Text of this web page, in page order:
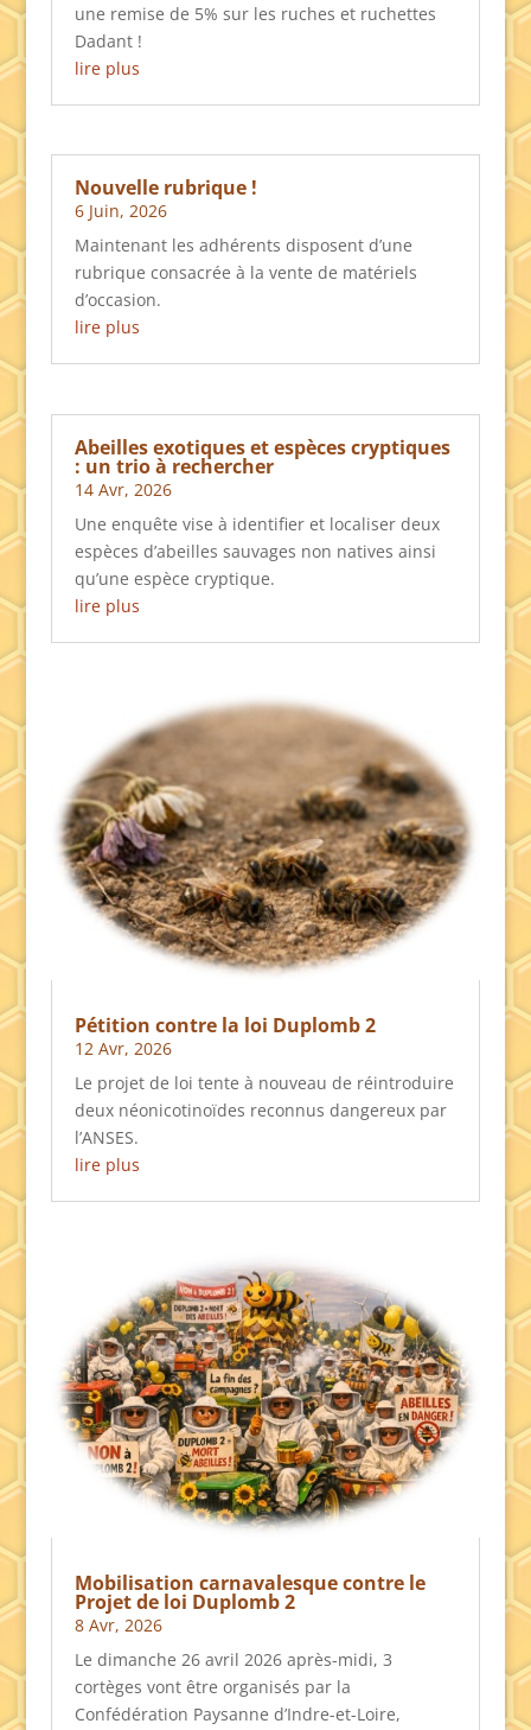
une remise de 5% sur les ruches et ruchettes
Dadant !
lire plus
Nouvelle rubrique !
6 Juin, 2026
Maintenant les adhérents disposent d’une
rubrique consacrée à la vente de matériels
d’occasion.
lire plus
Abeilles exotiques et espèces cryptiques
: un trio à rechercher
14 Avr, 2026
Une enquête vise à identifier et localiser deux
espèces d’abeilles sauvages non natives ainsi
qu’une espèce cryptique.
lire plus
Pétition contre la loi Duplomb 2
12 Avr, 2026
Le projet de loi tente à nouveau de réintroduire
deux néonicotinoïdes reconnus dangereux par
l’ANSES.
lire plus
Mobilisation carnavalesque contre le
Projet de loi Duplomb 2
8 Avr, 2026
Le dimanche 26 avril 2026 après-midi, 3
cortèges vont être organisés par la
Confédération Paysanne d’Indre-et-Loire,